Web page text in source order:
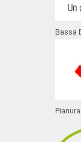
Bassa